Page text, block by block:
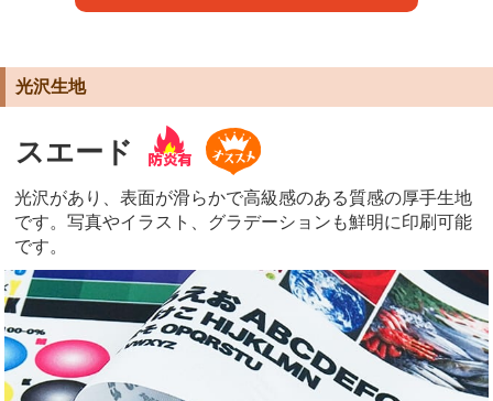
光沢生地
スエード
光沢があり、表面が滑らかで高級感のある質感の厚手生地
です。写真やイラスト、グラデーションも鮮明に印刷可能
です。